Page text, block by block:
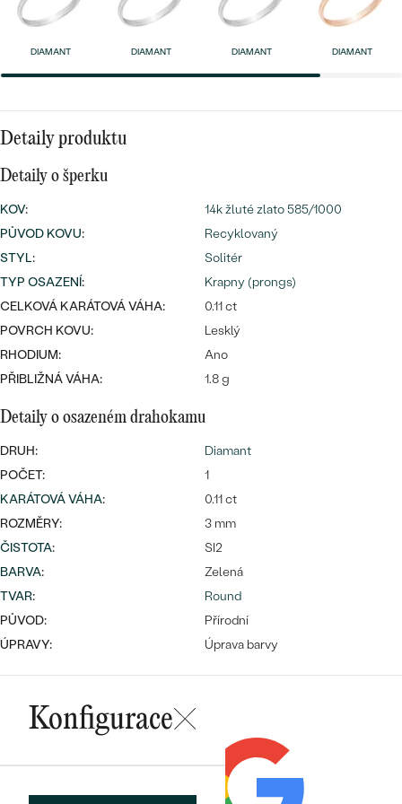
Wave kolekce
PROHLÉDNOUT
PODLE TVARU KAMENE
NA MÍRU
DIAMANTY
Bestsellery
PROHLÉDNOUT
Personalizované
přívěsky
Nejprodávanější
prsteny
DIAMANT DIAMANT DIAMANT DIAMANT
Detaily produktu
Detaily o šperku
KOV:
14k žluté zlato 585/1000
PŮVOD KOVU:
Recyklovaný
STYL:
Solitér
TYP OSAZENÍ:
Krapny (prongs)
CELKOVÁ KARÁTOVÁ VÁHA:
0.11 ct
POVRCH KOVU:
Lesklý
RHODIUM:
Ano
PŘIBLIŽNÁ VÁHA:
1.8 g
Detaily o osazeném drahokamu
DRUH:
Diamant
POČET:
1
KARÁTOVÁ VÁHA:
0.11 ct
ROZMĚRY:
3 mm
ČISTOTA:
SI2
BARVA:
Zelená
TVAR:
Round
PŮVOD:
Přírodní
ÚPRAVY:
Úprava barvy
Konfigurace